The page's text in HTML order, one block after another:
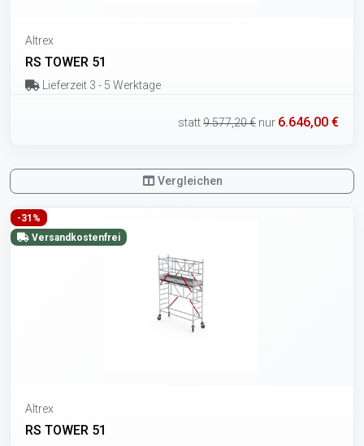
Altrex
RS TOWER 51
Lieferzeit 3 - 5 Werktage
statt9.577,20 € nur 6.646,00 €
Vergleichen
-31%
Versandkostenfrei
Altrex
RS TOWER 51